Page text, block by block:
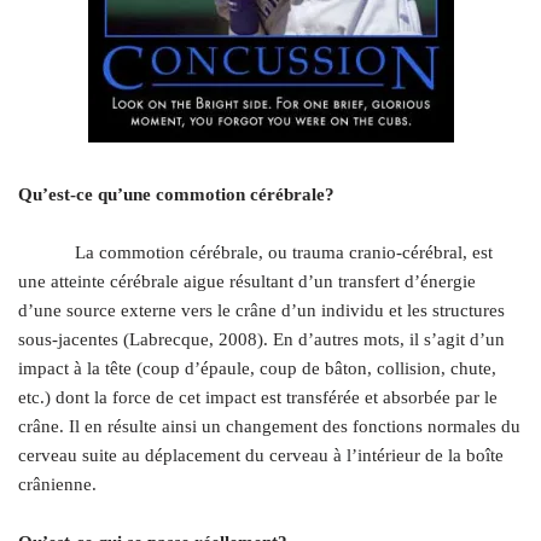
Qu’est-ce qu’une commotion cérébrale?
La commotion cérébrale, ou trauma cranio-cérébral, est
une atteinte cérébrale aigue résultant d’un transfert d’énergie
d’une source externe vers le crâne d’un individu et les structures
sous-jacentes (Labrecque, 2008). En d’autres mots, il s’agit d’un
impact à la tête (coup d’épaule, coup de bâton, collision, chute,
etc.) dont la force de cet impact est transférée et absorbée par le
crâne. Il en résulte ainsi un changement des fonctions normales du
cerveau suite au déplacement du cerveau à l’intérieur de la boîte
crânienne.